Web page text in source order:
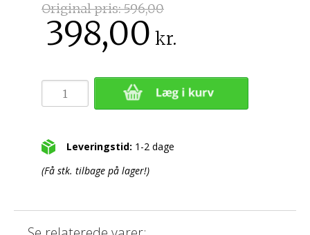
Original pris:596,00
398,00 kr.
Leveringstid: 1-2 dage
(Få stk. tilbage på lager!)